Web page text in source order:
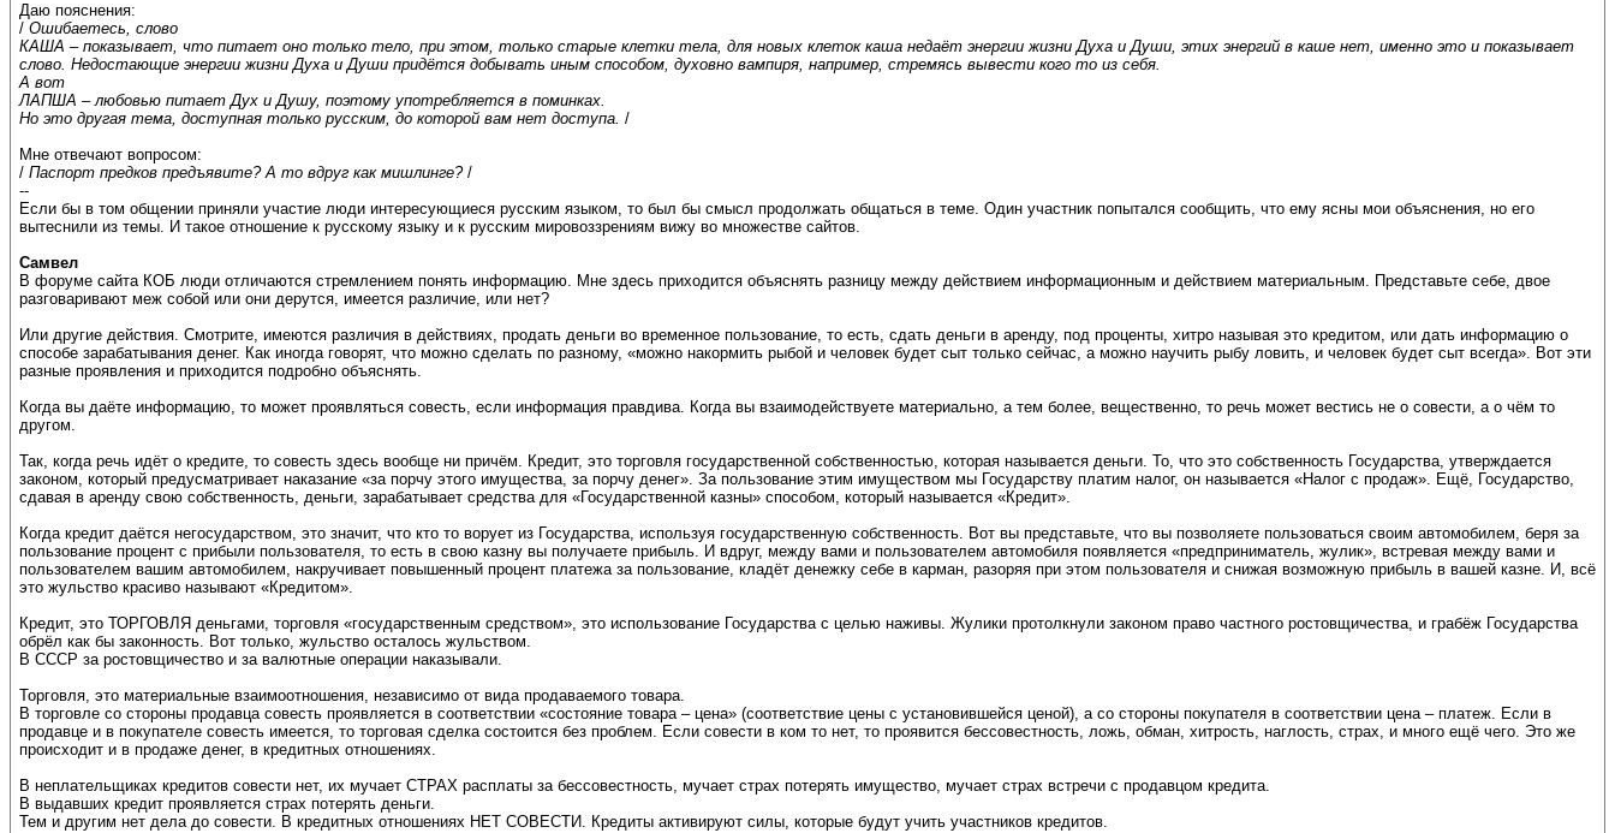
Даю пояснения:
/ Ошибаетесь, слово
КАША – показывает, что питает оно только тело, при этом, только старые клетки тела, для новых клеток каша недаёт энергии жизни Духа и Души, этих энергий в каше нет, именно это и показывает
слово. Недостающие энергии жизни Духа и Души придётся добывать иным способом, духовно вампиря, например, стремясь вывести кого то из себя.
А вот
ЛАПША – любовью питает Дух и Душу, поэтому употребляется в поминках.
Но это другая тема, доступная только русским, до которой вам нет доступа. /
Мне отвечают вопросом:
/ Паспорт предков предъявите? А то вдруг как мишлинге?/
--
Если бы в том общении приняли участие люди интересующиеся русским языком, то был бы смысл продолжать общаться в теме. Один участник попытался сообщить, что ему ясны мои объяснения, но его
вытеснили из темы. И такое отношение к русскому языку и к русским мировоззрениям вижу во множестве сайтов.
Самвел
В форуме сайта КОБ люди отличаются стремлением понять информацию. Мне здесь приходится объяснять разницу между действием информационным и действием материальным. Представьте себе, двое
разговаривают меж собой или они дерутся, имеется различие, или нет?
Или другие действия. Смотрите, имеются различия в действиях, продать деньги во временное пользование, то есть, сдать деньги в аренду, под проценты, хитро называя это кредитом, или дать информацию о
способе зарабатывания денег. Как иногда говорят, что можно сделать по разному, «можно накормить рыбой и человек будет сыт только сейчас, а можно научить рыбу ловить, и человек будет сыт всегда». Вот эти
разные проявления и приходится подробно объяснять.
Когда вы даёте информацию, то может проявляться совесть, если информация правдива. Когда вы взаимодействуете материально, а тем более, вещественно, то речь может вестись не о совести, а о чём то
другом.
Так, когда речь идёт о кредите, то совесть здесь вообще ни причём. Кредит, это торговля государственной собственностью, которая называется деньги. То, что это собственность Государства, утверждается
законом, который предусматривает наказание «за порчу этого имущества, за порчу денег». За пользование этим имуществом мы Государству платим налог, он называется «Налог с продаж». Ещё, Государство,
сдавая в аренду свою собственность, деньги, зарабатывает средства для «Государственной казны» способом, который называется «Кредит».
Когда кредит даётся негосударством, это значит, что кто то ворует из Государства, используя государственную собственность. Вот вы представьте, что вы позволяете пользоваться своим автомобилем, беря за
пользование процент с прибыли пользователя, то есть в свою казну вы получаете прибыль. И вдруг, между вами и пользователем автомобиля появляется «предприниматель, жулик», встревая между вами и
пользователем вашим автомобилем, накручивает повышенный процент платежа за пользование, кладёт денежку себе в карман, разоряя при этом пользователя и снижая возможную прибыль в вашей казне. И, всё
это жульство красиво называют «Кредитом».
Кредит, это ТОРГОВЛЯ деньгами, торговля «государственным средством», это использование Государства с целью наживы. Жулики протолкнули законом право частного ростовщичества, и грабёж Государства
обрёл как бы законность. Вот только, жульство осталось жульством.
В СССР за ростовщичество и за валютные операции наказывали.
Торговля, это материальные взаимоотношения, независимо от вида продаваемого товара.
В торговле со стороны продавца совесть проявляется в соответствии «состояние товара – цена» (соответствие цены с установившейся ценой), а со стороны покупателя в соответствии цена – платеж. Если в
продавце и в покупателе совесть имеется, то торговая сделка состоится без проблем. Если совести в ком то нет, то проявится бессовестность, ложь, обман, хитрость, наглость, страх, и много ещё чего. Это же
происходит и в продаже денег, в кредитных отношениях.
В неплательщиках кредитов совести нет, их мучает СТРАХ расплаты за бессовестность, мучает страх потерять имущество, мучает страх встречи с продавцом кредита.
В выдавших кредит проявляется страх потерять деньги.
Тем и другим нет дела до совести. В кредитных отношениях НЕТ СОВЕСТИ. Кредиты активируют силы, которые будут учить участников кредитов.